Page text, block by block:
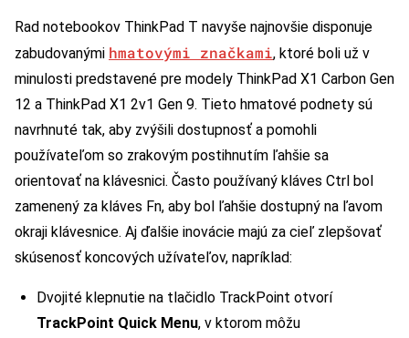
Rad notebookov ThinkPad T navyše najnovšie disponuje
zabudovanými hmatovými značkami, ktoré boli už v
minulosti predstavené pre modely ThinkPad X1 Carbon Gen
12 a ThinkPad X1 2v1 Gen 9. Tieto hmatové podnety sú
navrhnuté tak, aby zvýšili dostupnosť a pomohli
používateľom so zrakovým postihnutím ľahšie sa
orientovať na klávesnici. Často používaný kláves Ctrl bol
zamenený za kláves Fn, aby bol ľahšie dostupný na ľavom
okraji klávesnice. Aj ďalšie inovácie majú za cieľ zlepšovať
skúsenosť koncových užívateľov, napríklad:
Dvojité klepnutie na tlačidlo TrackPoint otvorí
TrackPoint Quick Menu, v ktorom môžu